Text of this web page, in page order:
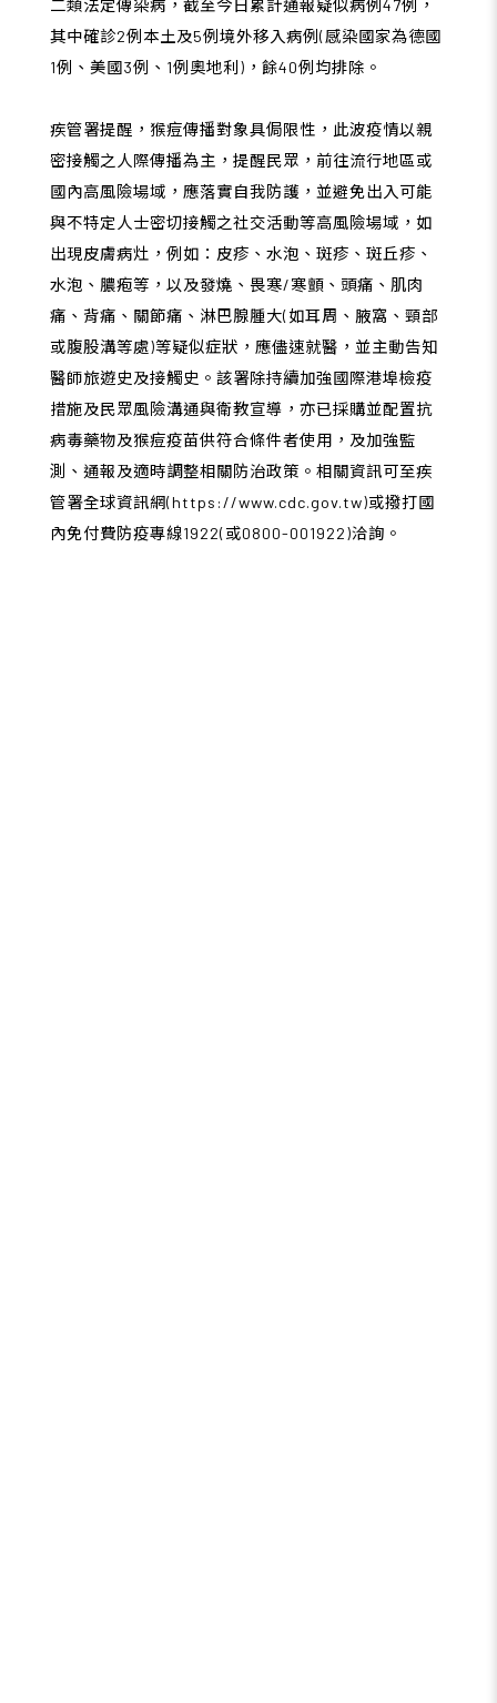
二類法定傳染病，截至今日累計通報疑似病例47例，
其中確診2例本土及5例境外移入病例(感染國家為德國
1例、美國3例、1例奧地利)，餘40例均排除。
疾管署提醒，猴痘傳播對象具侷限性，此波疫情以親
密接觸之人際傳播為主，提醒民眾，前往流行地區或
國內高風險場域，應落實自我防護，並避免出入可能
與不特定人士密切接觸之社交活動等高風險場域，如
出現皮膚病灶，例如：皮疹、水泡、斑疹、斑丘疹、
水泡、膿疱等，以及發燒、畏寒/寒顫、頭痛、肌肉
痛、背痛、關節痛、淋巴腺腫大(如耳周、腋窩、頸部
或腹股溝等處)等疑似症狀，應儘速就醫，並主動告知
醫師旅遊史及接觸史。該署除持續加強國際港埠檢疫
措施及民眾風險溝通與衛教宣導，亦已採購並配置抗
病毒藥物及猴痘疫苗供符合條件者使用，及加強監
測、通報及適時調整相關防治政策。相關資訊可至疾
管署全球資訊網(https://www.cdc.gov.tw)或撥打國
內免付費防疫專線1922(或0800-001922)洽詢。